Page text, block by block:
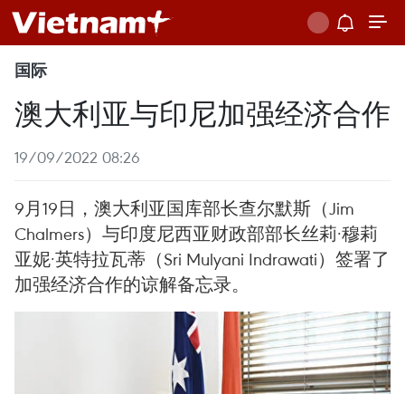
国际
澳大利亚与印尼加强经济合作
19/09/2022 08:26
9月19日，澳大利亚国库部长查尔默斯（Jim
Chalmers）与印度尼西亚财政部部长丝莉·穆莉
亚妮·英特拉瓦蒂（Sri Mulyani Indrawati）签署了
加强经济合作的谅解备忘录。